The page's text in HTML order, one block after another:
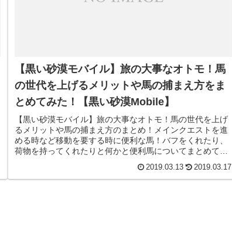
【黒い砂漠モバイル】旅の大事なオトモ！馬
の世代を上げるメリットや馬の捕まえ方をま
とめてみた！【黒い砂漠Mobile】
【黒い砂漠モバイル】旅の大事なオトモ！馬の世代を上げ
るメリットや馬の捕まえ方のまとめ！メインクエストを進
める時など移動を要する時に便利な馬！バフをくれたり、
荷物を持ってくれたりと何かと便利馬についてまとめてみ
ました。目次〇馬の役割〇Lvの上...
2019.03.13 2019.03.17